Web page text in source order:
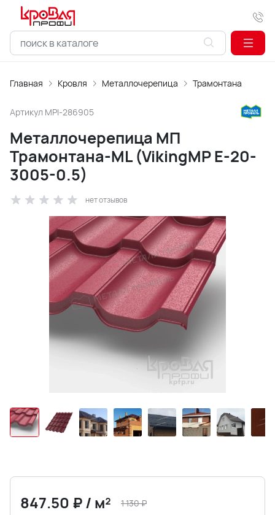
Главная Кровля Металлочерепица Трамонтана
Артикул MPI-286905
Металлочерепица МП
Трамонтана-ML (VikingMP E-20-
3005-0.5)
нет отзывов
847.50 ₽/ м² 1 130₽